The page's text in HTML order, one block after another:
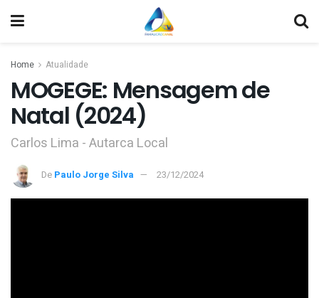
Home Atualidade
MOGEGE: Mensagem de
Natal (2024)
Carlos Lima - Autarca Local
De Paulo Jorge Silva 23/12/2024